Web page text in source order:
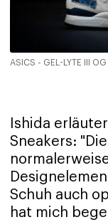
ASICS - GEL-LYTE III
Ishida
Sneakers:
Schuh auch
hat mich